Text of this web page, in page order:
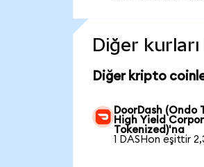
Diğer
Diğer kripto
DoorDash (Ondo
High Yield
Tokenized)'na
1 DASHon eşittir